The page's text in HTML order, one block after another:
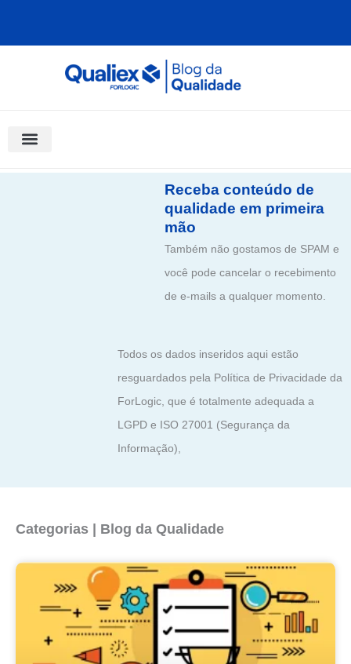
Receba conteúdo de
qualidade em primeira
mão
Também não gostamos de SPAM e
você pode cancelar o recebimento
de e-mails a qualquer momento.
Todos os dados inseridos aqui estão
resguardados pela Política de Privacidade da
ForLogic, que é totalmente adequada a
LGPD e ISO 27001 (Segurança da
Informação),
Categorias | Blog da Qualidade